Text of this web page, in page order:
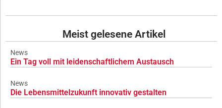
Meist gelesene Artikel
News
Ein Tag voll mit leidenschaftlichem Austausch
News
Die Lebensmittelzukunft innovativ gestalten